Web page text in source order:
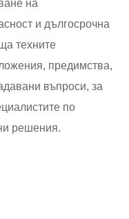
на
и дългосрочна
техните
предимства,
въпроси, за
по
решения.